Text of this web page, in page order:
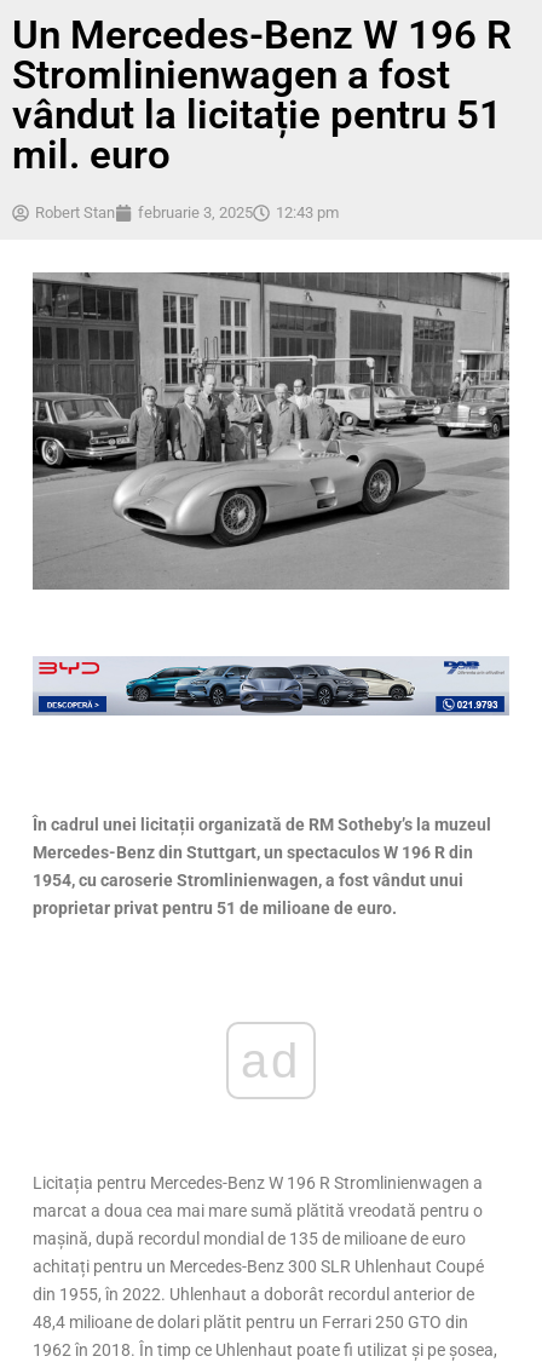
Un Mercedes-Benz W 196 R
Stromlinienwagen a fost
vândut la licitație pentru 51
mil. euro
Robert Stan februarie 3, 2025 12:43 pm
În cadrul unei licitații organizată de RM Sotheby’s la muzeul
Mercedes-Benz din Stuttgart, un spectaculos W 196 R din
1954, cu caroserie Stromlinienwagen, a fost vândut unui
proprietar privat pentru 51 de milioane de euro.
ad
Licitația pentru Mercedes-Benz W 196 R Stromlinienwagen a
marcat a doua cea mai mare sumă plătită vreodată pentru o
mașină, după recordul mondial de 135 de milioane de euro
achitați pentru un Mercedes-Benz 300 SLR Uhlenhaut Coupé
din 1955, în 2022. Uhlenhaut a doborât recordul anterior de
48,4 milioane de dolari plătit pentru un Ferrari 250 GTO din
1962 în 2018. În timp ce Uhlenhaut poate fi utilizat și pe șosea,